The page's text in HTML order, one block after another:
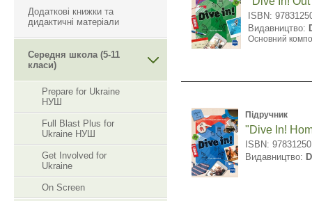
Додаткові книжки та
дидактичні матеріали
Середня школа (5-11
класи)
Prepare for Ukraine
НУШ
Full Blast Plus for
Ukraine НУШ
Get Involved for
Ukraine
On Screen
ISBN:
Видавництво:
Основний
Підручник
"Dive In!
ISBN:
Видавництво: